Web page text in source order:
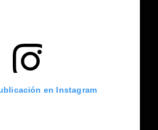
en Instagram